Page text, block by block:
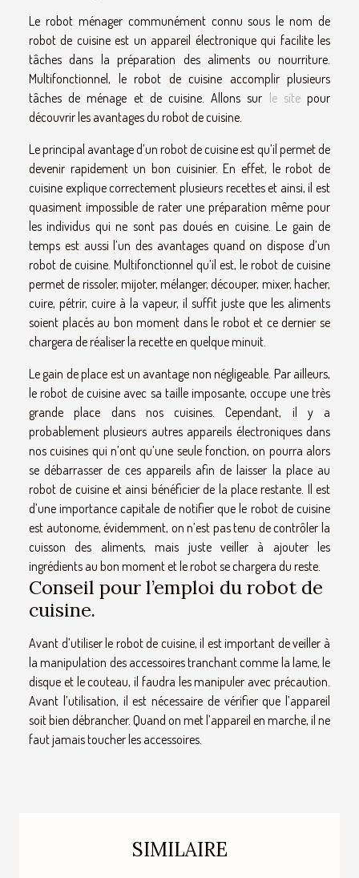
Le robot ménager communément connu sous le nom de
robot de cuisine est un appareil électronique qui facilite les
tâches dans la préparation des aliments ou nourriture.
Multifonctionnel, le robot de cuisine accomplir plusieurs
tâches de ménage et de cuisine. Allons sur le sitepour
découvrir les avantages du robot de cuisine.
Le principal avantage d’un robot de cuisine est qu’il permet de
devenir rapidement un bon cuisinier. En effet, le robot de
cuisine explique correctement plusieurs recettes et ainsi, il est
quasiment impossible de rater une préparation même pour
les individus qui ne sont pas doués en cuisine. Le gain de
temps est aussi l’un des avantages quand on dispose d’un
robot de cuisine. Multifonctionnel qu’il est, le robot de cuisine
permet de rissoler, mijoter, mélanger, découper, mixer, hacher,
cuire, pétrir, cuire à la vapeur, il suffit juste que les aliments
soient placés au bon moment dans le robot et ce dernier se
chargera de réaliser la recette en quelque minuit.
Le gain de place est un avantage non négligeable. Par ailleurs,
le robot de cuisine avec sa taille imposante, occupe une très
grande place dans nos cuisines. Cependant, il y a
probablement plusieurs autres appareils électroniques dans
nos cuisines qui n’ont qu’une seule fonction, on pourra alors
se débarrasser de ces appareils afin de laisser la place au
robot de cuisine et ainsi bénéficier de la place restante. Il est
d’une importance capitale de notifier que le robot de cuisine
est autonome, évidemment, on n’est pas tenu de contrôler la
cuisson des aliments, mais juste veiller à ajouter les
ingrédients au bon moment et le robot se chargera du reste.
Conseil pour l’emploi du robot de
cuisine.
Avant d’utiliser le robot de cuisine, il est important de veiller à
la manipulation des accessoires tranchant comme la lame, le
disque et le couteau, il faudra les manipuler avec précaution.
Avant l’utilisation, il est nécessaire de vérifier que l’appareil
soit bien débrancher. Quand on met l’appareil en marche, il ne
faut jamais toucher les accessoires.
SIMILAIRE